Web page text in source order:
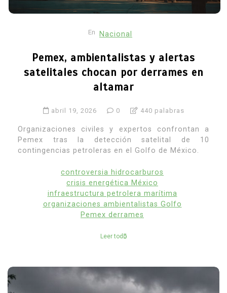
En Nacional
Pemex, ambientalistas y alertas
satelitales chocan por derrames en
altamar
abril 19, 2026 0 440 palabras
Organizaciones civiles y expertos confrontan a
Pemex tras la detección satelital de 10
contingencias petroleras en el Golfo de México.
controversia hidrocarburos
crisis energética México
infraestructura petrolera marítima
organizaciones ambientalistas Golfo
Pemex derrames
Leer todo